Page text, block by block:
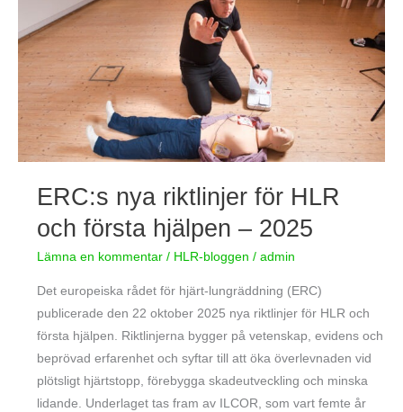
ERC:s nya riktlinjer för HLR
och första hjälpen – 2025
Lämna en kommentar / HLR-bloggen / admin
Det europeiska rådet för hjärt-lungräddning (ERC)
publicerade den 22 oktober 2025 nya riktlinjer för HLR och
första hjälpen. Riktlinjerna bygger på vetenskap, evidens och
beprövad erfarenhet och syftar till att öka överlevnaden vid
plötsligt hjärtstopp, förebygga skadeutveckling och minska
lidande. Underlaget tas fram av ILCOR, som vart femte år
riktlinjer
för
HLR
och
första
hjälpen
2025